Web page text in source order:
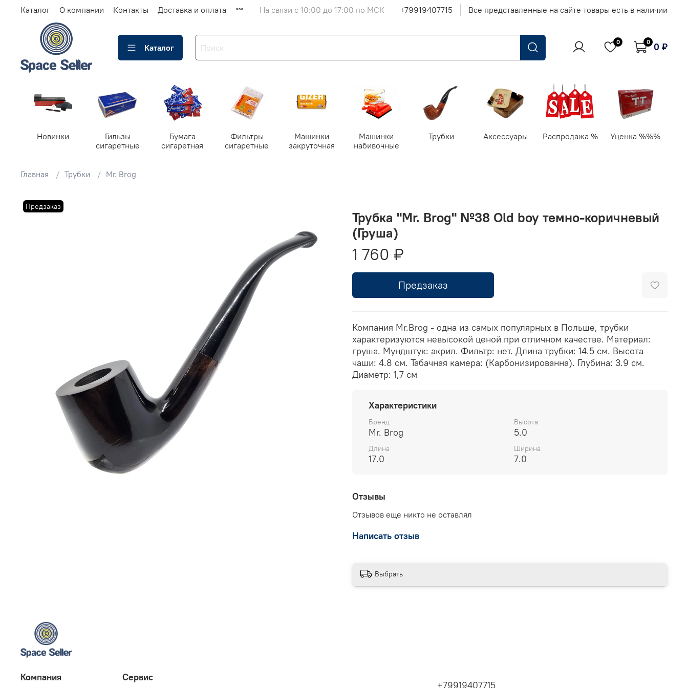
Каталог О компании Контакты Доставка и оплата На связи с 10:00 до 17:00 по МСК +79919407715 Все представленные на сайте товары есть в наличии
Каталог
0 0 0 ₽
Новинки
Гильзы
сигаретные
Бумага
сигаретная
Фильтры
сигаретные
Машинки
закруточная
Машинки
набивочные
Трубки Аксессуары Распродажа % Уценка %%%
Главная Трубки Mr. Brog
Предзаказ
Трубка "Mr. Brog" №38 Old boy темно-коричневый
(Груша)
1 760 ₽
Предзаказ
Компания Mr.Brog - одна из самых популярных в Польше, трубки
характеризуются невысокой ценой при отличном качестве. Материал:
груша. Мундштук: акрил. Фильтр: нет. Длина трубки: 14.5 см. Высота
чаши: 4.8 см. Табачная камера: (Карбонизированна). Глубина: 3.9 см.
Диаметр: 1,7 см
Характеристики
Бренд
Mr. Brog
Высота
5.0
Длина
17.0
Ширина
7.0
Отзывы
Отзывов еще никто не оставлял
Написать отзыв
Выбрать
Компания Сервис
+79919407715